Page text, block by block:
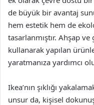
de büyük bir avantaj
hem estetik hem de
tasarlanmıştır. Ahşap
kullanarak yapılan
yaratmanıza yardımcı
Ikea’nın şıklığı
unsur da, kişisel